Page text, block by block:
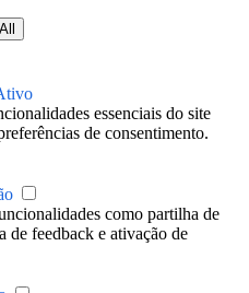
essenciais do site
de consentimento.
como partilha de
de feedback e ativação de